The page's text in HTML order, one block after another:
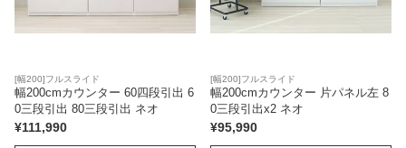
[幅200]フルスライド
幅200cmカウンター 60四段引出 6
0三段引出 80三段引出 ネオ
¥111,990
[幅200]フルスライド
幅200cmカウンター 片パネル左 8
0三段引出x2 ネオ
¥95,990